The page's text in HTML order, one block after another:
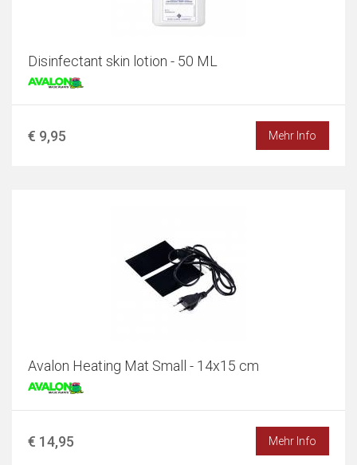
Disinfectant skin lotion - 50 ML
€ 9,95 Mehr Info
Avalon Heating Mat Small - 14x15 cm
€ 14,95 Mehr Info